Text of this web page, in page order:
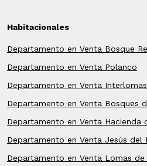
Habitacionales
Departamento en Venta Bosque
Departamento en Venta Polanco
Departamento en Venta Interlomas
Departamento en Venta Bosques
Departamento en Venta Hacienda
Departamento en Venta Jesús del
Departamento en Venta Lomas de